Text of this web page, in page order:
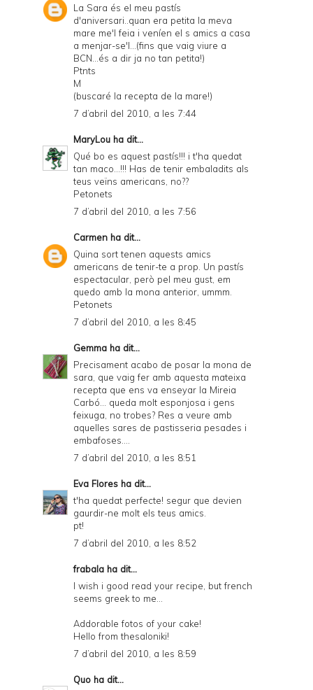
La Sara és el meu pastís
d'aniversari..quan era petita la meva
mare me'l feia i veníen el s amics a casa
a menjar-se'l...(fins que vaig viure a
BCN...és a dir ja no tan petita!)
Ptnts
M
(buscaré la recepta de la mare!)
7 d’abril del 2010, a les 7:44
MaryLou ha dit...
Qué bo es aquest pastís!!! i t'ha quedat
tan maco...!!! Has de tenir embaladits als
teus veïns americans, no??
Petonets
7 d’abril del 2010, a les 7:56
Carmen ha dit...
Quina sort tenen aquests amics
americans de tenir-te a prop. Un pastís
espectacular, però pel meu gust, em
quedo amb la mona anterior, ummm.
Petonets
7 d’abril del 2010, a les 8:45
Gemma ha dit...
Precisament acabo de posar la mona de
sara, que vaig fer amb aquesta mateixa
recepta que ens va enseyar la Mireia
Carbó... queda molt esponjosa i gens
feixuga, no trobes? Res a veure amb
aquelles sares de pastisseria pesades i
embafoses....
7 d’abril del 2010, a les 8:51
Eva Flores ha dit...
t'ha quedat perfecte! segur que devien
gaurdir-ne molt els teus amics.
pt!
7 d’abril del 2010, a les 8:52
frabala ha dit...
I wish i good read your recipe, but french
seems greek to me...
Addorable fotos of your cake!
Hello from thesaloniki!
7 d’abril del 2010, a les 8:59
Quo ha dit...